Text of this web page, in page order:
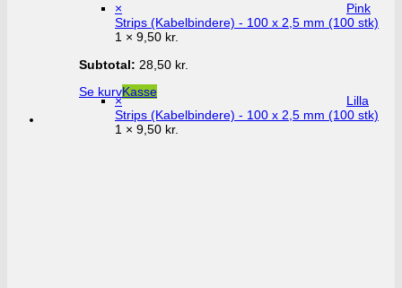
×
Pink
Strips (Kabelbindere) - 100 x 2,5 mm (100 stk)
1 × 9,50 kr.
Subtotal: 28,50 kr.
Se kurvKasse
×
Lilla
Strips (Kabelbindere) - 100 x 2,5 mm (100 stk)
1 × 9,50 kr.